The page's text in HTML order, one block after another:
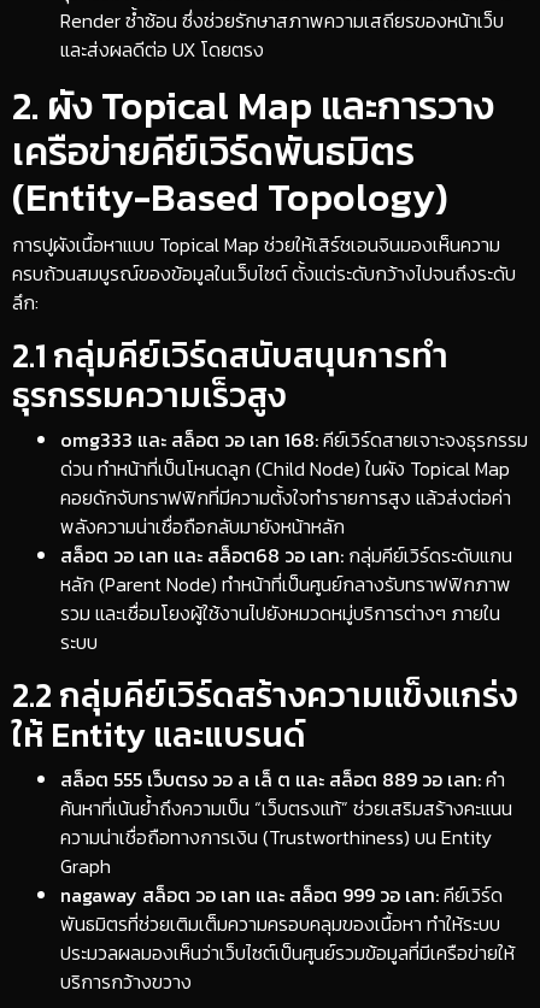
Render ซ้ำซ้อน ซึ่งช่วยรักษาสภาพความเสถียรของหน้าเว็บ
และส่งผลดีต่อ UX โดยตรง
​2. ผัง Topical Map และการวาง
เครือข่ายคีย์เวิร์ดพันธมิตร
(Entity-Based Topology)
​การปูผังเนื้อหาแบบ Topical Map ช่วยให้เสิร์ชเอนจินมองเห็นความ
ครบถ้วนสมบูรณ์ของข้อมูลในเว็บไซต์ ตั้งแต่ระดับกว้างไปจนถึงระดับ
ลึก:
​2.1 กลุ่มคีย์เวิร์ดสนับสนุนการทำ
ธุรกรรมความเร็วสูง
omg333 และ สล็อต วอ เลท 168:คีย์เวิร์ดสายเจาะจงธุรกรรม
ด่วน ทำหน้าที่เป็นโหนดลูก (Child Node) ในผัง Topical Map
คอยดักจับทราฟฟิกที่มีความตั้งใจทำรายการสูง แล้วส่งต่อค่า
พลังความน่าเชื่อถือกลับมายังหน้าหลัก
สล็อต วอ เลท และ สล็อต68 วอ เลท: กลุ่มคีย์เวิร์ดระดับแกน
หลัก (Parent Node) ทำหน้าที่เป็นศูนย์กลางรับทราฟฟิกภาพ
รวม และเชื่อมโยงผู้ใช้งานไปยังหมวดหมู่บริการต่างๆ ภายใน
ระบบ
​2.2 กลุ่มคีย์เวิร์ดสร้างความแข็งแกร่ง
ให้ Entity และแบรนด์
สล็อต 555 เว็บตรง วอ ล เล็ ต และ สล็อต 889 วอ เลท:คำ
ค้นหาที่เน้นย้ำถึงความเป็น “เว็บตรงแท้” ช่วยเสริมสร้างคะแนน
ความน่าเชื่อถือทางการเงิน (Trustworthiness) บน Entity
Graph
nagaway สล็อต วอ เลท และ สล็อต 999 วอ เลท:คีย์เวิร์ด
พันธมิตรที่ช่วยเติมเต็มความครอบคลุมของเนื้อหา ทำให้ระบบ
ประมวลผลมองเห็นว่าเว็บไซต์เป็นศูนย์รวมข้อมูลที่มีเครือข่ายให้
บริการกว้างขวาง